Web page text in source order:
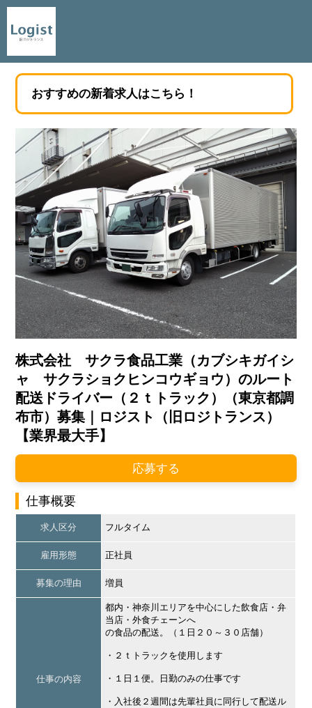
おすすめの新着求人はこちら！
株式会社 サクラ食品工業（カブシキガイシ
ャ サクラショクヒンコウギョウ）のルート
配送ドライバー（２ｔトラック）（東京都調
布市）募集｜ロジスト（旧ロジトランス）
【業界最大手】
応募する
仕事概要
求人区分 フルタイム
雇用形態 正社員
募集の理由 増員
仕事の内容
都内・神奈川エリアを中心にした飲食店・弁
当店・外食チェーンへ
の食品の配送。（１日２０～３０店舗）
・２ｔトラックを使用します
・１日１便。日勤のみの仕事です
・入社後２週間は先輩社員に同行して配送ル